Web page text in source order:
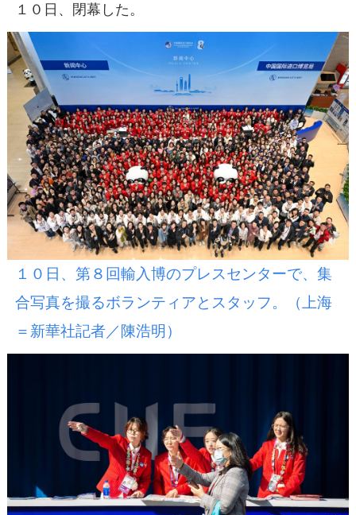
１０日、閉幕した。
１０日、第８回輸入博のプレスセンターで、集
合写真を撮るボランティアとスタッフ。（上海
＝新華社記者／陳浩明）